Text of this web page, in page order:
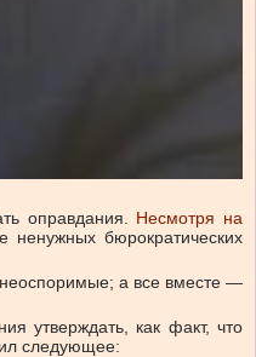
оправдания. Несмотря на
бюрократических
а все вместе —
утверждать, как факт, что
следующее: